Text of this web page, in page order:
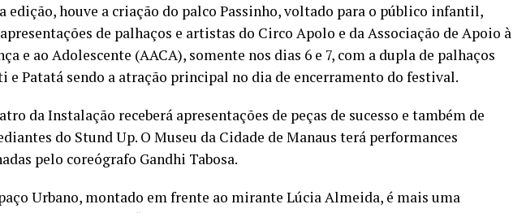
edição, houve a criação do palco Passinho, voltado para o público infantil,
de palhaços e artistas do Circo Apolo e da Associação de Apoio à
e ao Adolescente (AACA), somente nos dias 6 e 7, com a dupla de palhaços
e Patatá sendo a atração principal no dia de encerramento do festival.
da Instalação receberá apresentações de peças de sucesso e também de
do Stund Up. O Museu da Cidade de Manaus terá performances
pelo coreógrafo Gandhi Tabosa.
Urbano, montado em frente ao mirante Lúcia Almeida, é mais uma